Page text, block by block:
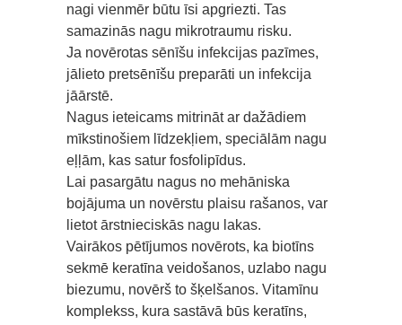
nagi vienmēr būtu īsi apgriezti. Tas
samazinās nagu mikrotraumu risku.
Ja novērotas sēnīšu infekcijas pazīmes,
jālieto pretsēnīšu preparāti un infekcija
jāārstē.
Nagus ieteicams mitrināt ar dažādiem
mīkstinošiem līdzekļiem, speciālām nagu
eļļām, kas satur fosfolipīdus.
Lai pasargātu nagus no mehāniska
bojājuma un novērstu plaisu rašanos, var
lietot ārstnieciskās nagu lakas.
Vairākos pētījumos novērots, ka biotīns
sekmē keratīna veidošanos, uzlabo nagu
biezumu, novērš to šķelšanos. Vitamīnu
komplekss, kura sastāvā būs keratīns,